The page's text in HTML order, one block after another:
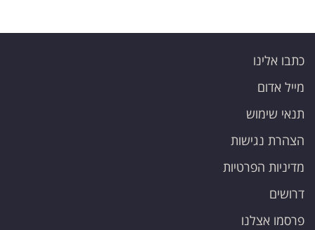
כתבו אלינו
מייל אדום
תנאי שימוש
הצהרת נגישות
מדיניות הפרטיות
דרושים
פרסמו אצלנו